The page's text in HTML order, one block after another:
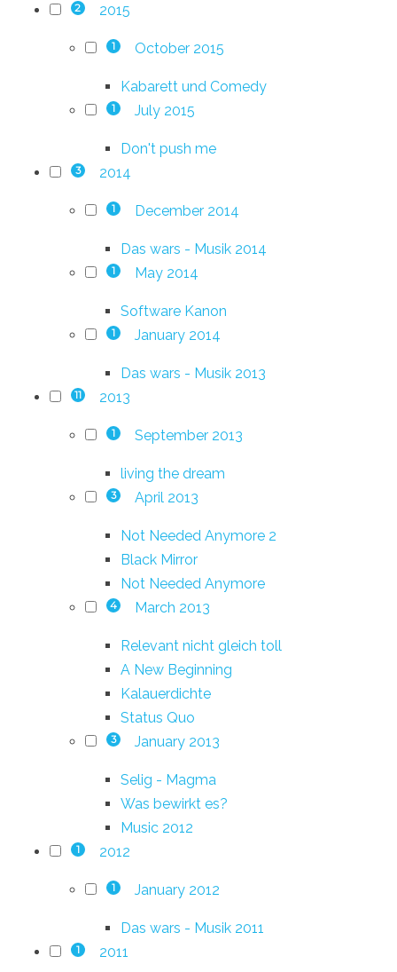
2 2015
1 October 2015
Kabarett und Comedy
1 July 2015
Don't push me
3 2014
1 December 2014
Das wars - Musik 2014
1 May 2014
Software Kanon
1 January 2014
Das wars - Musik 2013
11 2013
1 September 2013
living the dream
3 April 2013
Not Needed Anymore 2
Black Mirror
Not Needed Anymore
4 March 2013
Relevant nicht gleich toll
A New Beginning
Kalauerdichte
Status Quo
3 January 2013
Selig - Magma
Was bewirkt es?
Music 2012
1 2012
1 January 2012
Das wars - Musik 2011
1 2011